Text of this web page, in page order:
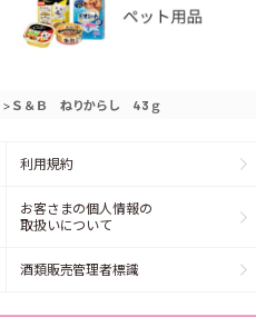
> Ｓ＆Ｂ ねりからし 43ｇ
利用規約
お客さまの個人情報の
取扱いについて
酒類販売管理者標識